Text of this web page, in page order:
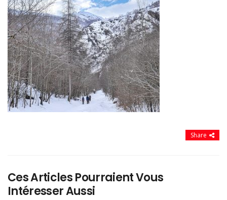
Share
Ces Articles Pourraient Vous
Intéresser Aussi